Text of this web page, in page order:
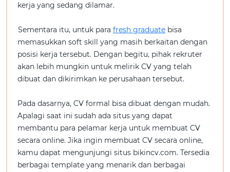
kerja yang sedang dilamar.
Sementara itu, untuk para fresh graduate bisa
memasukkan soft skill yang masih berkaitan dengan
posisi kerja tersebut. Dengan begitu, pihak rekruter
akan lebih mungkin untuk melirik CV yang telah
dibuat dan dikirimkan ke perusahaan tersebut.
Pada dasarnya, CV formal bisa dibuat dengan mudah.
Apalagi saat ini sudah ada situs yang dapat
membantu para pelamar kerja untuk membuat CV
secara online. Jika ingin membuat CV secara online,
kamu dapat mengunjungi situs bikincv.com. Tersedia
berbagai template yang menarik dan berbagai